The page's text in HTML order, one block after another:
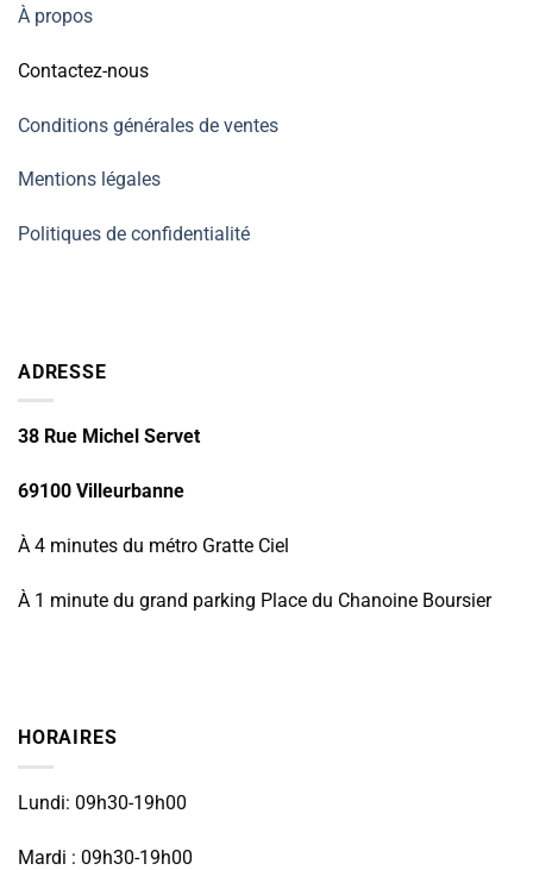
À propos
Contactez-nous
Conditions générales de ventes
Mentions légales
Politiques de confidentialité
ADRESSE
38 Rue Michel Servet
69100 Villeurbanne
À 4 minutes du métro Gratte Ciel
À 1 minute du grand parking Place du Chanoine Boursier
HORAIRES
Lundi: 09h30-19h00
Mardi : 09h30-19h00